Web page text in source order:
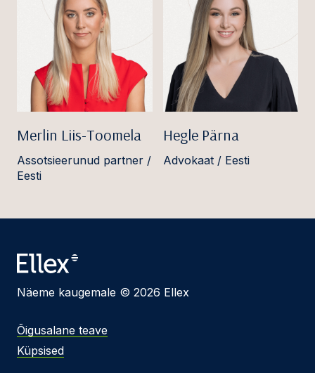
Merlin Liis-Toomela
Assotsieerunud partner /
Eesti
Hegle Pärna
Advokaat / Eesti
Näeme kaugemale © 2026 Ellex
Õigusalane teave
Küpsised